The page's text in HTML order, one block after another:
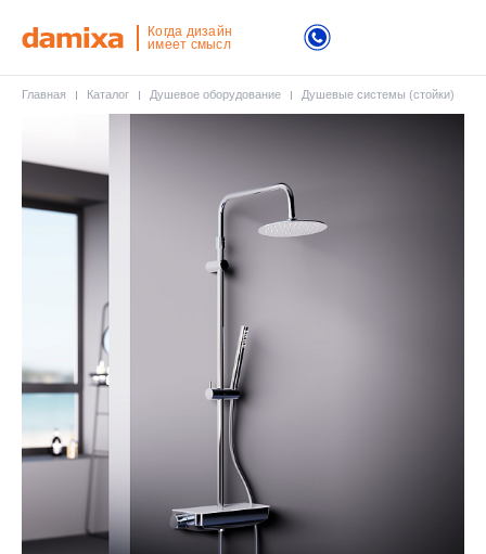
Когда дизайн
имеет смысл
Главная Каталог Душевое оборудование Душевые системы (стойки)